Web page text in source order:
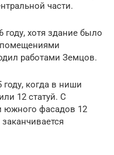
части.
хотя здание было
работами Земцов.
году, когда в ниши
12 статуй. С
южного фасадов 12